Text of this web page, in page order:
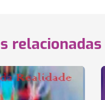
relacionadas